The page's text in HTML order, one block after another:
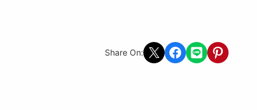
Share On: Share on X Share on Facebook
Share on LINEShare on